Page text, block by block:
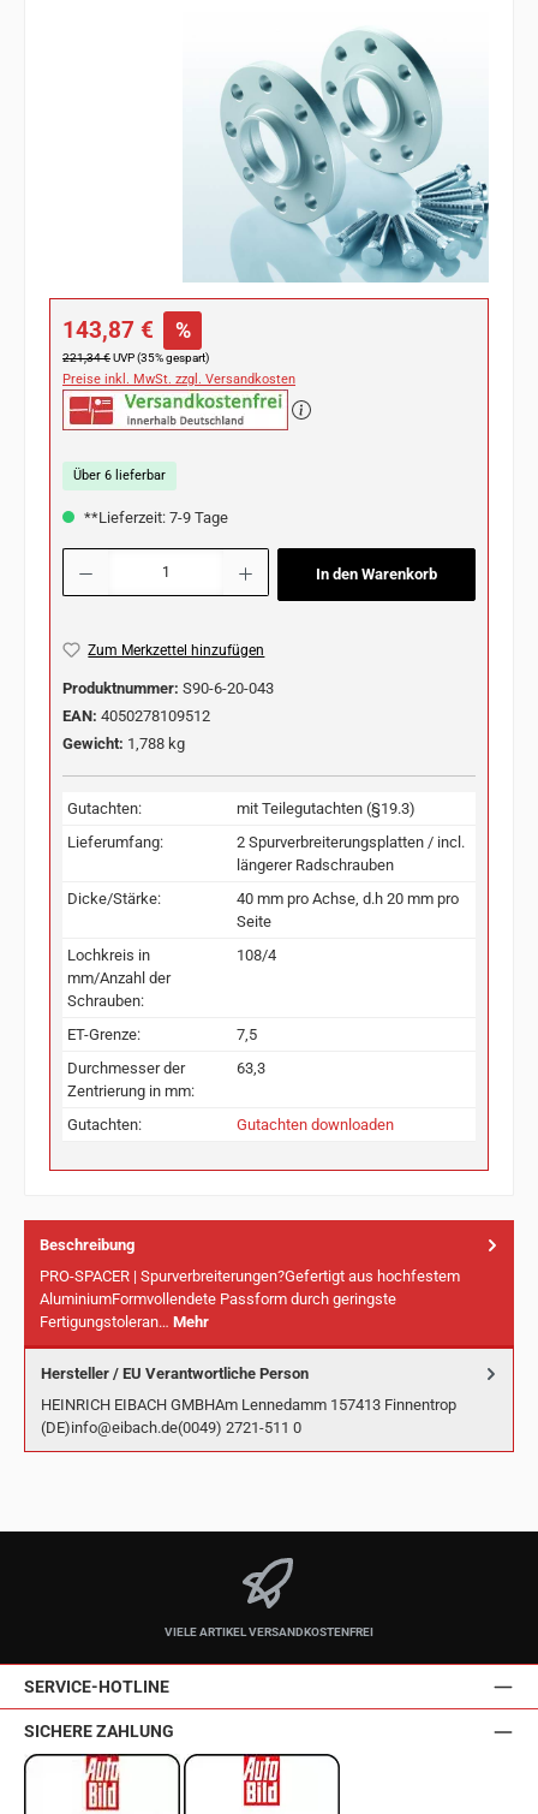
Verkaufspreis:
143,87 € %
Regulärer Preis:
221,34 €UVP (35% gespart)
Preise inkl. MwSt. zzgl. Versandkosten
Über 6 lieferbar
**Lieferzeit: 7-9 Tage
Produkt Anzahl: Gib den gewünschten Wert ein oder benutze die Schaltflächen
In den Warenkorb
Zum Merkzettel hinzufügen
Produktnummer: S90-6-20-043
EAN: 4050278109512
Gewicht: 1,788 kg
Gutachten:
mit Teilegutachten (§19.3)
Lieferumfang:
2 Spurverbreiterungsplatten / incl.
längerer Radschrauben
Dicke/Stärke:
40 mm pro Achse, d.h 20 mm pro
Seite
Lochkreis in
mm/Anzahl der
Schrauben:
108/4
ET-Grenze:
7,5
Durchmesser der
Zentrierung in mm:
63,3
Gutachten: Gutachten downloaden
Beschreibung
PRO-SPACER | Spurverbreiterungen?Gefertigt aus hochfestem
AluminiumFormvollendete Passform durch geringste
Fertigungstoleran… Mehr
Hersteller / EU Verantwortliche Person
HEINRICH EIBACH GMBHAm Lennedamm 157413 Finnentrop
(DE)info@eibach.de(0049) 2721-511 0
VIELE ARTIKEL VERSANDKOSTENFREI
SERVICE-HOTLINE
SICHERE ZAHLUNG